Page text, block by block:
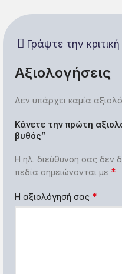
Γράψτε την
Αξιολογήσεις
Δεν υπάρχει καμία
Κάνετε την πρώτη
βυθός”
Η ηλ. διεύθυνση σας δεν
πεδία σημειώνονται με *
Η αξιολόγησή σας *